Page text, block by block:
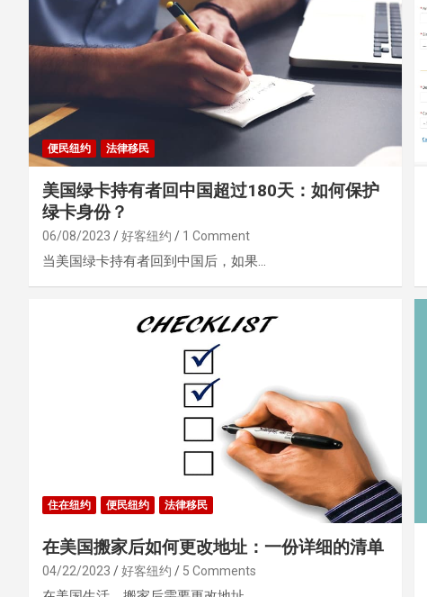
便民纽约 法律移民
美国绿卡持有者回中国超过180天：如何保护
绿卡身份？
06/08/2023 好客纽约 1 Comment
当美国绿卡持有者回到中国后，如果…
住在纽约 便民纽约 法律移民
在美国搬家后如何更改地址：一份详细的清单
04/22/2023 好客纽约 5 Comments